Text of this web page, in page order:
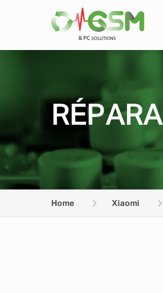
Home Xiaomi